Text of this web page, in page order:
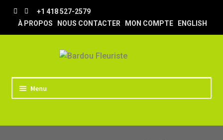
Aller
la
Aller
au
contenu
+1 418 527-2579
À PROPOS
NOUS CONTACTER MON COMPTE ENGLISH
Menu